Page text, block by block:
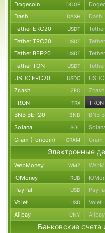
Dogecoin DOGE
Dash DASH Dash
Tether ERC20 USDT
Tether TRC20 USDT
Tether BEP20 USDT
Tether TON USDT
USDC ERC20 USDC
Zcash ZEC Zcash
TRON TRX TRON
BNB BEP20 BNB BNB
Solana SOL
Gram (Toncoin) GRAM Gram
Электронные
WebMoney WMZ
ЮMoney RUB
PayPal USD
Volet USD Volet
Alipay CNY Alipay
Банковские счета